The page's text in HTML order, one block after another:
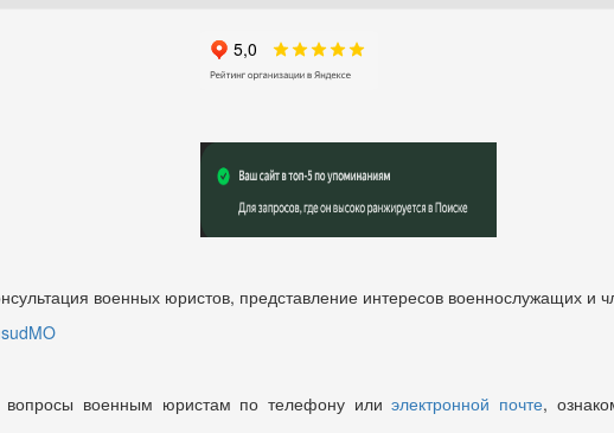
военных юристов, представление интересов военнослужащих и
вопросы военным юристам по телефону илиэлектронной почте,